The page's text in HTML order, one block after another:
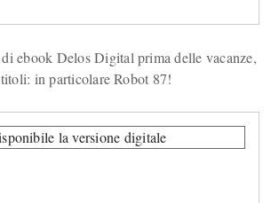
ebook Delos Digital prima delle vacanze,
in particolare Robot 87!